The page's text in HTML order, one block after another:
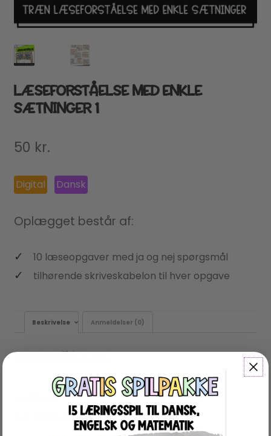
LÆSEFORSTÅELSE MED ENKLE
SÆTNINGER 1
50 kr.
Digital Dansk
Oplægget består af:
10 læseopgaver med ja og nej spørgsmål
tilhørende skriveskabelon til hver opgave
Beskrivelse Anmeldelser (0)
BESKRIVELSE
HVAD ER “LÆSEFORSTÅELSE ENKLE
SÆTNINGER”?